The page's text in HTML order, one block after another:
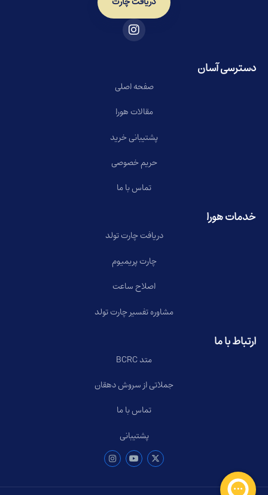
دسترسی آسان
صفحه اصلی
مقالات هورا
پشتیبانی خرید
حریم خصوصی
تماس با ما
خدمات هورا
دریافت چارت تولد
چارت پریمیوم
اصلاح ساعت
مشاوره تفسیر چارت تولد
ارتباط با ما
متد BCRC
جملاتی از سروش دهقان
تماس با ما
پشتیبانی